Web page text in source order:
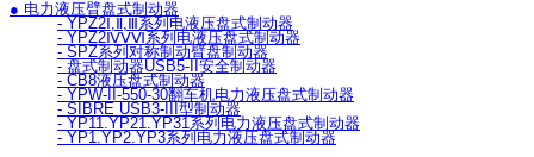
● 电力液压臂盘式制动器
- YPZ2Ⅰ,Ⅱ,Ⅲ系列电液压盘式制动器
- YPZ2ⅣⅤⅥ系列电液压盘式制动器
- SPZ系列对称制动臂盘制动器
- 盘式制动器USB5-II安全制动器
- CB8液压盘式制动器
- YPW-II-550-30翻车机电力液压盘式制动器
- SIBRE USB3-III型制动器
- YP11.YP21.YP31系列电力液压盘式制动器
- YP1.YP2.YP3系列电力液压盘式制动器